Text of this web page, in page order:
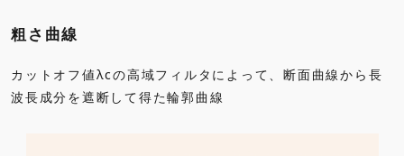
粗さ曲線
カットオフ値λcの高域フィルタによって、断面曲線から長
波長成分を遮断して得た輪郭曲線